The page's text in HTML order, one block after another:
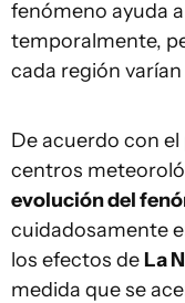
fenómeno ayuda
temporalmente,
cada región
De acuerdo con
centros
evolución del
cuidadosamente
los efectos de La
medida que se